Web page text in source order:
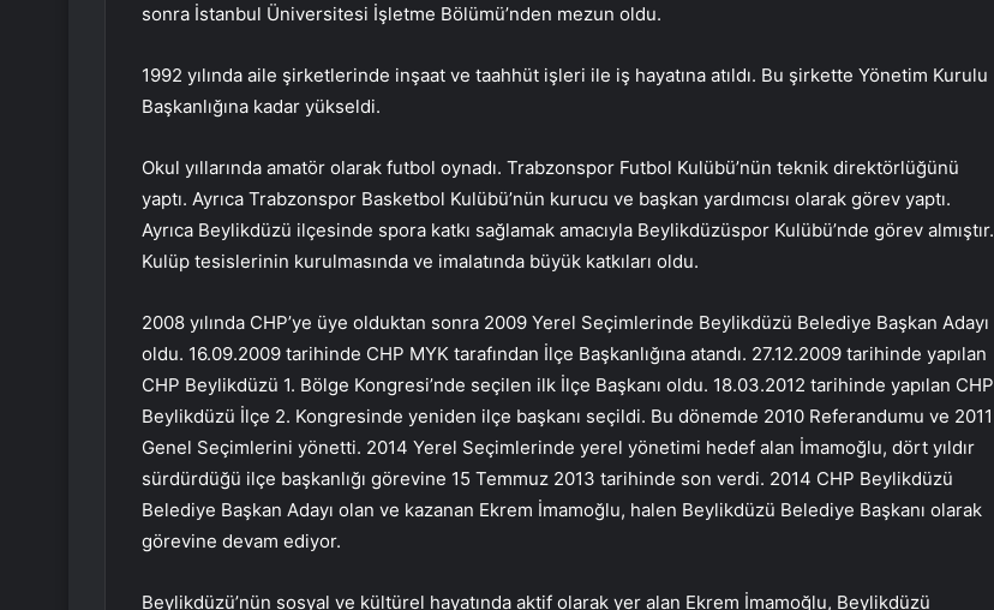
sonra İstanbul Üniversitesi İşletme Bölümü’nden mezun oldu.
1992 yılında aile şirketlerinde inşaat ve taahhüt işleri ile iş hayatına atıldı. Bu şirkette Yönetim Kurulu
Başkanlığına kadar yükseldi.
Okul yıllarında amatör olarak futbol oynadı. Trabzonspor Futbol Kulübü’nün teknik direktörlüğünü
yaptı. Ayrıca Trabzonspor Basketbol Kulübü’nün kurucu ve başkan yardımcısı olarak görev yaptı.
Ayrıca Beylikdüzü ilçesinde spora katkı sağlamak amacıyla Beylikdüzüspor Kulübü’nde görev almıştır.
Kulüp tesislerinin kurulmasında ve imalatında büyük katkıları oldu.
2008 yılında CHP’ye üye olduktan sonra 2009 Yerel Seçimlerinde Beylikdüzü Belediye Başkan Adayı
oldu. 16.09.2009 tarihinde CHP MYK tarafından İlçe Başkanlığına atandı. 27.12.2009 tarihinde yapılan
CHP Beylikdüzü 1. Bölge Kongresi’nde seçilen ilk İlçe Başkanı oldu. 18.03.2012 tarihinde yapılan CHP
Beylikdüzü İlçe 2. Kongresinde yeniden ilçe başkanı seçildi. Bu dönemde 2010 Referandumu ve 2011
Genel Seçimlerini yönetti. 2014 Yerel Seçimlerinde yerel yönetimi hedef alan İmamoğlu, dört yıldır
sürdürdüğü ilçe başkanlığı görevine 15 Temmuz 2013 tarihinde son verdi. 2014 CHP Beylikdüzü
Belediye Başkan Adayı olan ve kazanan Ekrem İmamoğlu, halen Beylikdüzü Belediye Başkanı olarak
görevine devam ediyor.
Beylikdüzü’nün sosyal ve kültürel hayatında aktif olarak yer alan Ekrem İmamoğlu, Beylikdüzü